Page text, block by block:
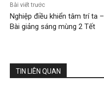
Bài viết trước
Nghiệp điều khiển tâm trí ta –
Bài giảng sáng mùng 2 Tết
TIN LIÊN QUAN